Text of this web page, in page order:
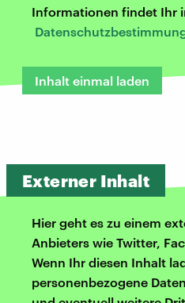
Informationen findet Ihr
Inhalt einmal laden
Externer Inhalt
Hier geht es zu einem
Anbieters wie Twitter,
Wenn Ihr diesen Inhalt
personenbezogene